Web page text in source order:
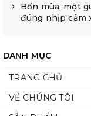
Bốn mùa, một
đúng nhịp cảm
DANH MỤC
TRANG CHỦ
VỀ CHÚNG TÔI